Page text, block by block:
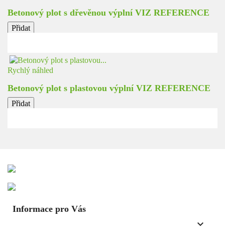
Betonový plot s dřevěnou výplní VIZ REFERENCE
Přidat
Rychlý náhled
Betonový plot s plastovou výplní VIZ REFERENCE
Přidat
Informace pro Vás
keyboard_arrow_down